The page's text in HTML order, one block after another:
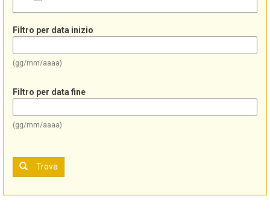
Filtro per data inizio
(gg/mm/aaaa)
Filtro per data fine
(gg/mm/aaaa)
Trova